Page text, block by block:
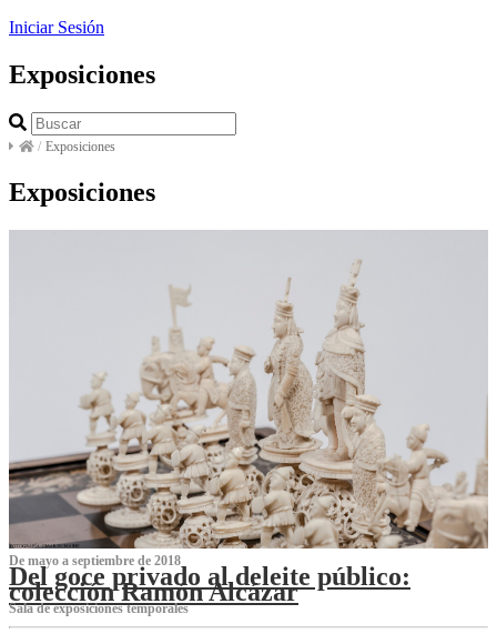
Iniciar Sesión
Exposiciones
/ Exposiciones
Exposiciones
De mayo a septiembre de 2018
Del goce privado al deleite público:
colección Ramón Alcázar
Sala de exposiciones temporales